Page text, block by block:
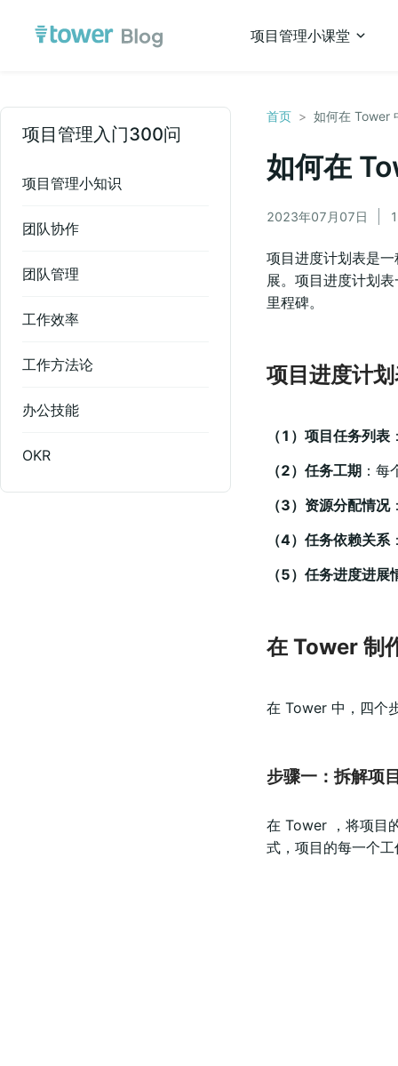
项目管理小课堂
项目管理入门300问
项目管理小知识
团队协作
团队管理
工作效率
工作方法论
办公技能
OKR
首页 > 如何在 Tower
如何在
2023年07月07日
项目进度计划表是
展。项目进度计划
里程碑。
项目进度计
（1）项目任务列表
（2）任务工期 ：
（3）资源分配情况
（4）任务依赖关系
（5）任务进度进展
在 Tower 制
在 Tower 中，四个
步骤一：拆解项
在 Tower ，将项目
式，项目的每一个